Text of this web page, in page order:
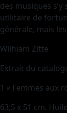
des musiques
utilitaire de
générale, mais
Wilhiam Zitte
Extrait du
1 « Femmes aux
63,5 x 51 cm.